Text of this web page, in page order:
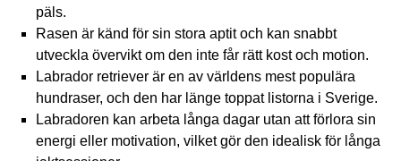
päls.
Rasen är känd för sin stora aptit och kan snabbt
utveckla övervikt om den inte får rätt kost och motion.
Labrador retriever är en av världens mest populära
hundraser, och den har länge toppat listorna i Sverige.
Labradoren kan arbeta långa dagar utan att förlora sin
energi eller motivation, vilket gör den idealisk för långa